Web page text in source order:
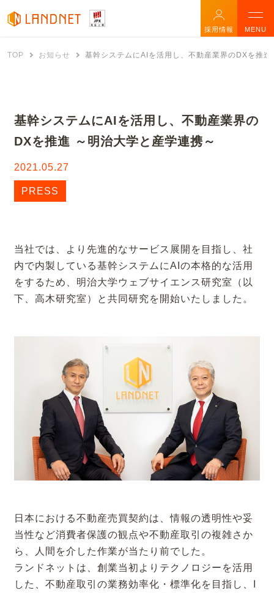
採用情報 MENU
TOP お知らせ 基幹システムにAIを活用し、不動産業界のDXを推
基幹システムにAIを活用し、不動産業界の
DXを推進 ～明治大学と産学連携～
2021.05.27
PRESS
当社では、より先進的なサービス展開を目指し、社
内で内製している基幹システムにAIの本格的な活用
をするため、明治大学ウェブサイエンス研究室（以
下、高木研究室）と共同研究を開始いたしました。
日本における不動産売買契約は、情報の透明性や妥
当性など消費者保護の観点や不動産取引の複雑さか
ら、人間を介した作業が当たり前でした。
ランドネットは、創業当初よりテクノロジーを活用
した、不動産取引の業務効率化・標準化を目指し、I